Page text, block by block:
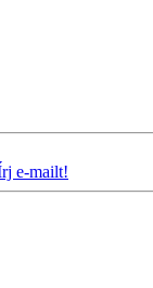
e-mailt!